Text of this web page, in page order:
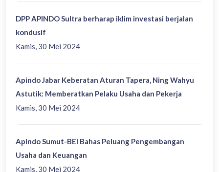
Kamis, 30 Mei 2024
DPP APINDO Sultra berharap iklim investasi berjalan
kondusif
Kamis, 30 Mei 2024
Apindo Jabar Keberatan Aturan Tapera, Ning Wahyu
Astutik: Memberatkan Pelaku Usaha dan Pekerja
Kamis, 30 Mei 2024
Apindo Sumut-BEI Bahas Peluang Pengembangan
Usaha dan Keuangan